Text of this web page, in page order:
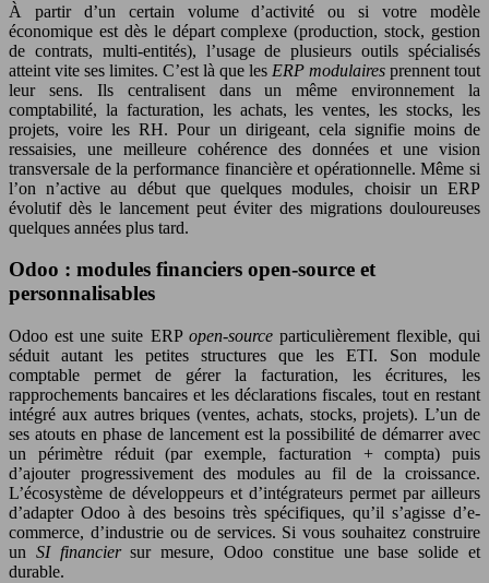
À partir d’un certain volume d’activité ou si votre modèle
économique est dès le départ complexe (production, stock, gestion
de contrats, multi-entités), l’usage de plusieurs outils spécialisés
atteint vite ses limites. C’est là que les ERP modulaires prennent tout
leur sens. Ils centralisent dans un même environnement la
comptabilité, la facturation, les achats, les ventes, les stocks, les
projets, voire les RH. Pour un dirigeant, cela signifie moins de
ressaisies, une meilleure cohérence des données et une vision
transversale de la performance financière et opérationnelle. Même si
l’on n’active au début que quelques modules, choisir un ERP
évolutif dès le lancement peut éviter des migrations douloureuses
quelques années plus tard.
Odoo : modules financiers open-source et
personnalisables
Odoo est une suite ERP open-sourceparticulièrement flexible, qui
séduit autant les petites structures que les ETI. Son module
comptable permet de gérer la facturation, les écritures, les
rapprochements bancaires et les déclarations fiscales, tout en restant
intégré aux autres briques (ventes, achats, stocks, projets). L’un de
ses atouts en phase de lancement est la possibilité de démarrer avec
un périmètre réduit (par exemple, facturation + compta) puis
d’ajouter progressivement des modules au fil de la croissance.
L’écosystème de développeurs et d’intégrateurs permet par ailleurs
d’adapter Odoo à des besoins très spécifiques, qu’il s’agisse d’e-
commerce, d’industrie ou de services. Si vous souhaitez construire
un SI financiersur mesure, Odoo constitue une base solide et
durable.